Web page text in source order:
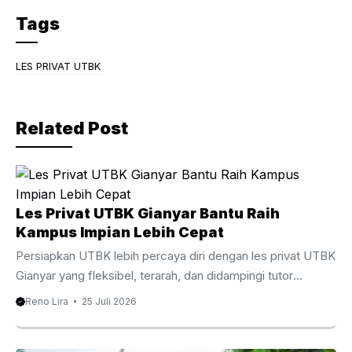
c
e
b
o
k
Tags
LES PRIVAT UTBK
Related Post
Les Privat UTBK Gianyar Bantu Raih
Kampus Impian Lebih Cepat
Persiapkan UTBK lebih percaya diri dengan les privat UTBK
Gianyar yang fleksibel, terarah, dan didampingi tutor
berpengalaman. Les Privat UTBK Gianyar Membantu
Berbasis Komputer membutuhkan persiapan yang matang,
Reno Lira 25 Juli 2026